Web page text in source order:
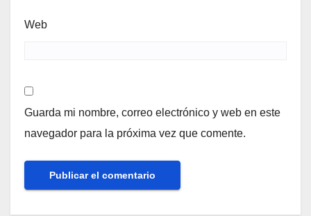
Web
Guarda mi nombre, correo electrónico y web en este
navegador para la próxima vez que comente.